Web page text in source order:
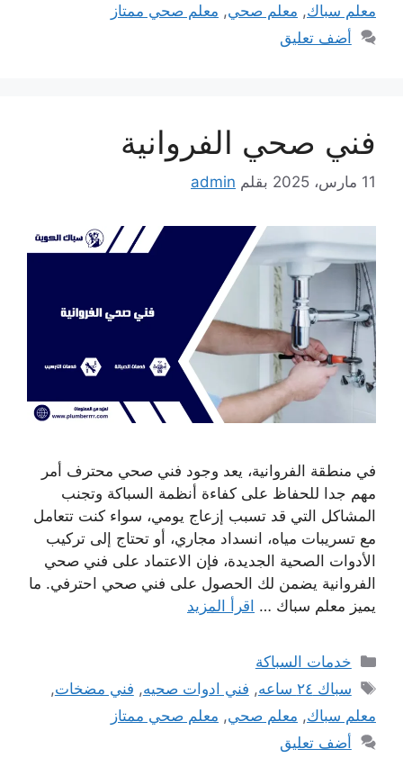
معلم سباك, معلم صحي, معلم صحي ممتاز
أضف تعليق
فني صحي الفروانية
11 مارس، 2025 بقلم admin
في منطقة الفروانية، يعد وجود فني صحي محترف أمر
مهم جدا للحفاظ على كفاءة أنظمة السباكة وتجنب
المشاكل التي قد تسبب إزعاج يومي، سواء كنت تتعامل
مع تسريبات مياه، انسداد مجاري، أو تحتاج إلى تركيب
الأدوات الصحية الجديدة، فإن الاعتماد على فني صحي
الفروانية يضمن لك الحصول على فني صحي احترفي. ما
يميز معلم سباك … اقرأ المزيد
التصنيفات
خدمات السباكة
الوسوم
سباك ٢٤ ساعه , فني ادوات صحيه, فني مضخات,
معلم سباك, معلم صحي, معلم صحي ممتاز
أضف تعليق